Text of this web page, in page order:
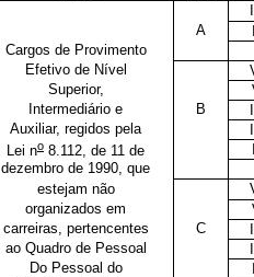
A
Cargos de Provimento
Efetivo de Nível
Superior,
Intermediário e
B
Auxiliar, regidos pela
Lei no 8.112, de 11 de
dezembro de 1990, que
estejam não
organizados em
carreiras, pertencentes
C
ao Quadro de Pessoal
Do Pessoal do